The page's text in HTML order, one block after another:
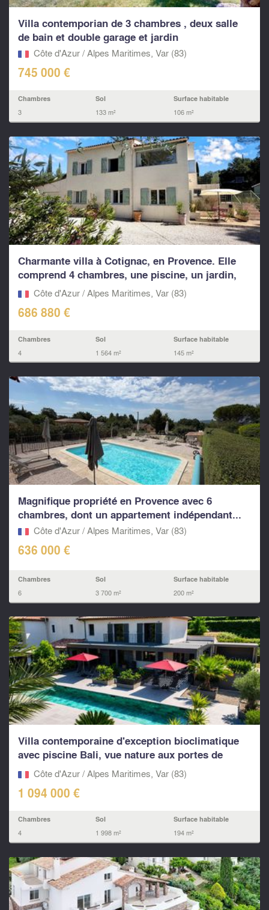
Villa contemporian de 3 chambres , deux salle
de bain et double garage et jardin
Côte d'Azur / Alpes Maritimes, Var (83)
745 000 €
Chambres
3
Sol
133 m²
Surface habitable
106 m²
Charmante villa à Cotignac, en Provence. Elle
comprend 4 chambres, une piscine, un jardin,
un...Côte d'Azur / Alpes Maritimes, Var (83)
686 880 €
Chambres
4
Sol
1 564 m²
Surface habitable
145 m²
Magnifique propriété en Provence avec 6
chambres, dont un appartement indépendant...
Côte d'Azur / Alpes Maritimes, Var (83)
636 000 €
Chambres
6
Sol
3 700 m²
Surface habitable
200 m²
Villa contemporaine d'exception bioclimatique
avec piscine Bali, vue nature aux portes de
Fayence
Côte d'Azur / Alpes Maritimes, Var (83)
1 094 000 €
Chambres
4
Sol
1 998 m²
Surface habitable
194 m²